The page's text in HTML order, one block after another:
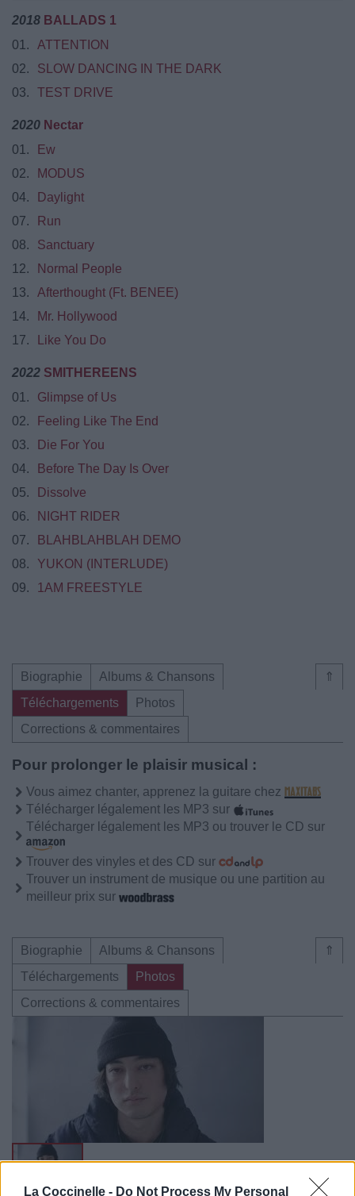
La Coccinelle - Do Not Process My Personal
2018 BALLADS 1
01.
ATTENTION
02.
SLOW DANCING IN THE DARK
03.
TEST DRIVE
2020 Nectar
01.
Ew
02.
MODUS
04.
Daylight
07.
Run
08.
Sanctuary
12.
Normal People
13.
Afterthought (Ft. BENEE)
14.
Mr. Hollywood
17.
Like You Do
2022 SMITHEREENS
01.
Glimpse of Us
02.
Feeling Like The End
03.
Die For You
04.
Before The Day Is Over
05.
Dissolve
06.
NIGHT RIDER
07.
BLAHBLAHBLAH DEMO
08.
YUKON (INTERLUDE)
09.
1AM FREESTYLE
⇑
Biographie
Albums & Chansons
Téléchargements
Photos
Corrections & commentaires
Pour prolonger le plaisir musical :
Vous aimez chanter, apprenez la guitare chez
Télécharger légalement les MP3 sur
Télécharger légalement les MP3 ou trouver le CD sur
Trouver des vinyles et des CD sur
Trouver un instrument de musique ou une partition au
meilleur prix sur
⇑
Biographie
Albums & Chansons
Téléchargements
Photos
Corrections & commentaires